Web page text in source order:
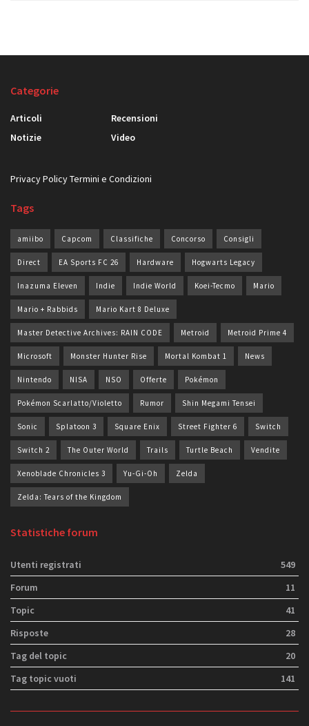
Categorie
Articoli
Notizie
Recensioni
Video
Privacy PolicyTermini e Condizioni
Tags
amiibo Capcom Classifiche Concorso Consigli
Direct EA Sports FC 26 Hardware Hogwarts Legacy
Inazuma Eleven Indie Indie World Koei-Tecmo Mario
Mario + Rabbids Mario Kart 8 Deluxe
Master Detective Archives: RAIN CODE Metroid Metroid Prime 4
Microsoft Monster Hunter Rise Mortal Kombat 1 News
Nintendo NISA NSO Offerte Pokémon
Pokémon Scarlatto/Violetto Rumor Shin Megami Tensei
Sonic Splatoon 3 Square Enix Street Fighter 6 Switch
Switch 2 The Outer World Trails Turtle Beach Vendite
Xenoblade Chronicles 3 Yu-Gi-Oh Zelda
Zelda: Tears of the Kingdom
Statistiche forum
Utenti registrati
549
Forum
11
Topic
41
Risposte
28
Tag del topic
20
Tag topic vuoti
141